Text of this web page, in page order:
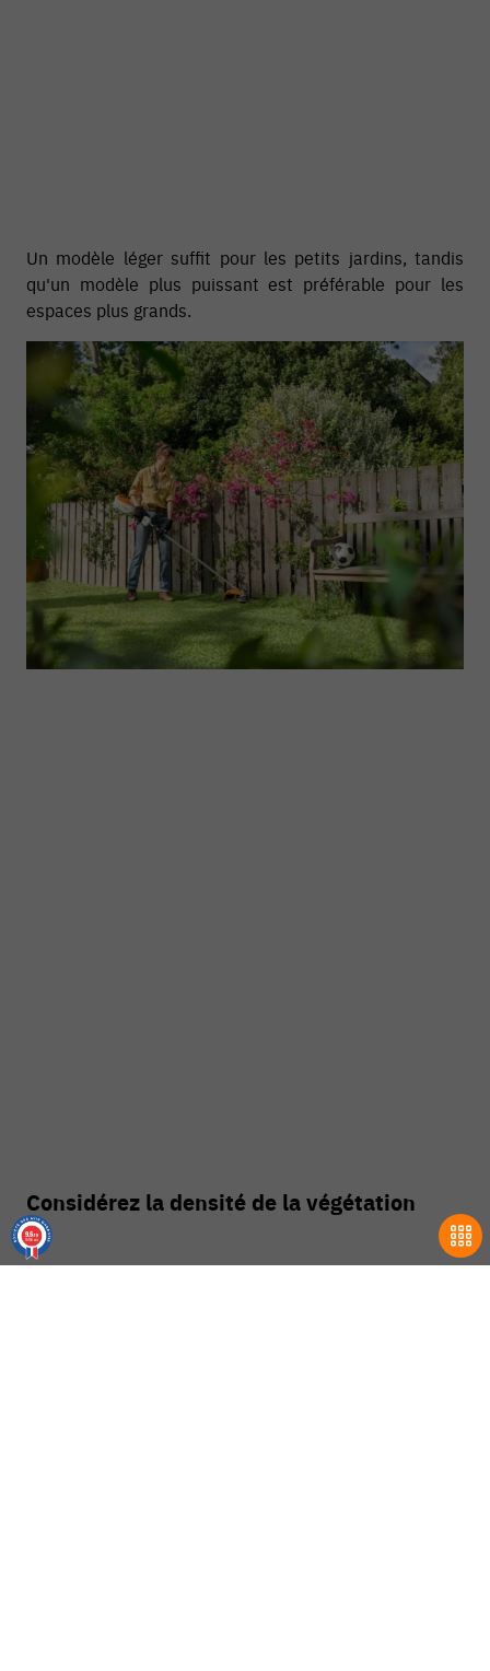
Un modèle léger suffit pour les petits jardins, tandis
qu'un modèle plus puissant est préférable pour les
espaces plus grands.
Considérez la densité de la végétation
9.6/10
18700 avis